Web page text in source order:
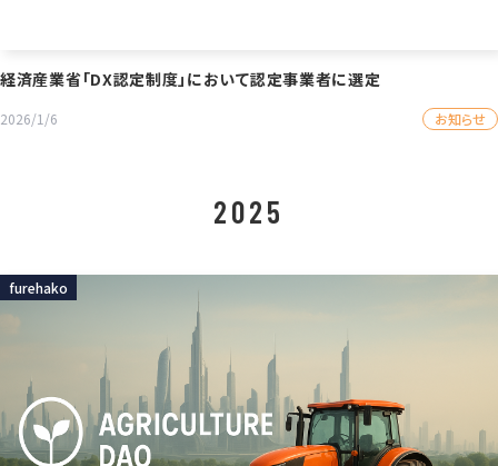
経済産業省「DX認定制度」において認定事業者に選定
2026/1/6 お知らせ
2025
furehako